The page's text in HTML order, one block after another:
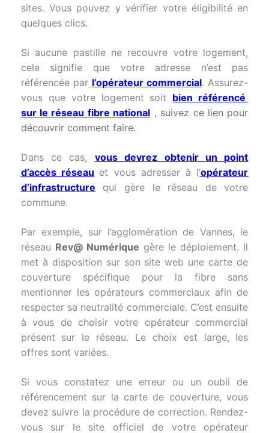
sites. Vous pouvez y vérifier votre éligibilité en
quelques clics.
Si aucune pastille ne recouvre votre logement,
cela signifie que votre adresse n’est pas
référencée par l’opérateur commercial. Assurez-
vous que votre logement soit bien référencé
sur le réseau fibre national , suivez ce lien pour
découvrir comment faire.
Dans ce cas, vous devrez obtenir un point
d’accès réseau et vous adresser à l‘opérateur
d’infrastructure qui gère le réseau de votre
commune.
Par exemple, sur l’agglomération de Vannes, le
réseau Rev@ Numérique gère le déploiement. Il
met à disposition sur son site web une carte de
couverture spécifique pour la fibre sans
mentionner les opérateurs commerciaux afin de
respecter sa neutralité commerciale. C’est ensuite
à vous de choisir votre opérateur commercial
présent sur le réseau. Le choix est large, les
offres sont variées.
Si vous constatez une erreur ou un oubli de
référencement sur la carte de couverture, vous
devez suivre la procédure de correction. Rendez-
vous sur le site officiel de votre opérateur